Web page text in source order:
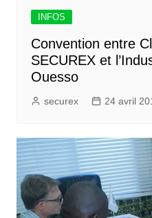
INFOS
Convention entre
SECUREX et
Ouesso
securex 24 avril